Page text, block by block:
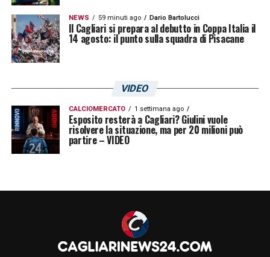
NEWS 59 minuti ago Dario Bartolucci
Il Cagliari si prepara al debutto in Coppa Italia il
14 agosto: il punto sulla squadra di Pisacane
VIDEO
CALCIOMERCATO 1 settimana ago
Esposito resterà a Cagliari? Giulini vuole
risolvere la situazione, ma per 20 milioni può
partire – VIDEO